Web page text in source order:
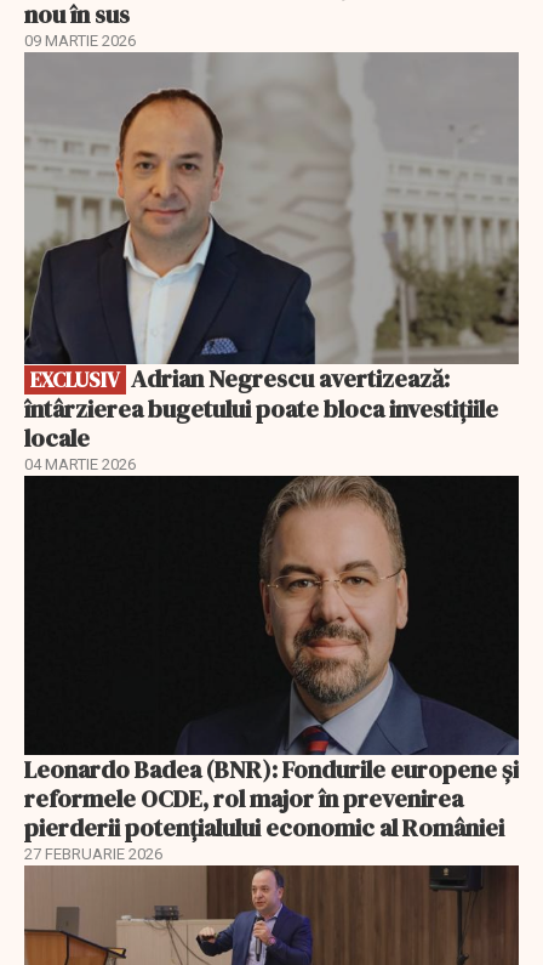
nou în sus
09 MARTIE 2026
EXCLUSIV
întârzierea bugetului poate bloca investițiile
locale
04 MARTIE 2026
Leonardo Badea (BNR): Fondurile europene și
reformele OCDE, rol major în prevenirea
pierderii potențialului economic al României
27 FEBRUARIE 2026